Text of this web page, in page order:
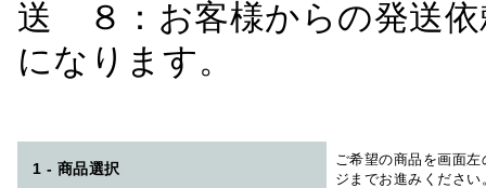
送 ８：お客様からの発送
になります。
1 - 商品選択
ご希望の商品を画面
ジまでお進みください